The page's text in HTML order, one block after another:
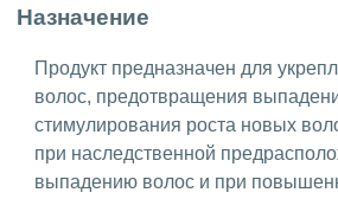
Назначение
Продукт предназначен для
волос, предотвращения
стимулирования роста новых
при наследственной
выпадению волос и при